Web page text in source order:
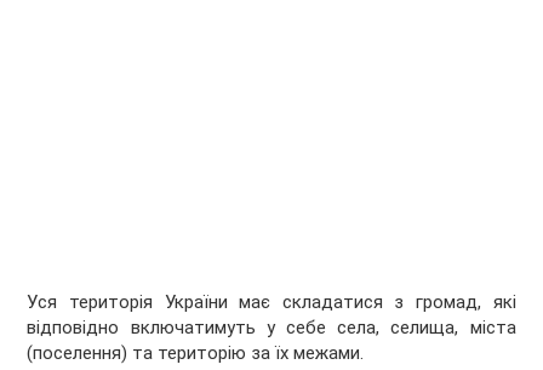
Уся територія України має складатися з громад, які
відповідно включатимуть у себе села, селища, міста
(поселення) та територію за їх межами.